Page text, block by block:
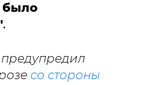
было
.
со стороны